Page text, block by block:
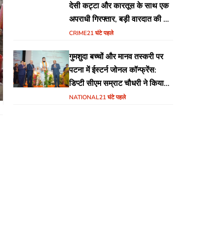
देसी कट्टा और कारतूस के साथ एक
अपराधी गिरफ्तार, बड़ी वारदात की थी
योजना
CRIME21 घंटे पहले
गुमशुदा बच्चों और मानव तस्करी पर
पटना में ईस्टर्न जोनल कॉन्फ्रेंस:
डिप्टी सीएम सम्राट चौधरी ने किया
उद्घाटन, अंतर्राज्यीय समन्वय पर जोर
NATIONAL21 घंटे पहले